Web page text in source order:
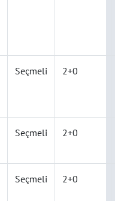
Seçmeli 2+0
Seçmeli 2+0
Seçmeli 2+0